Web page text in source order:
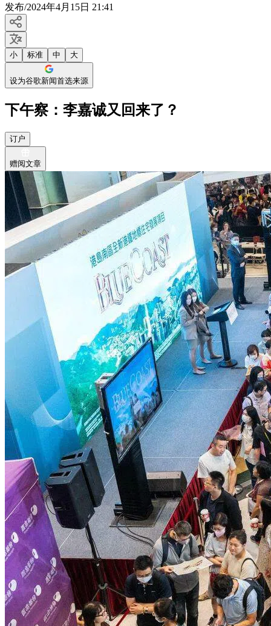
发布/2024年4月15日 21:41
小 标准 中 大
设为谷歌新闻首选来源
下午察：李嘉诚又回来了？
订户
赠阅文章